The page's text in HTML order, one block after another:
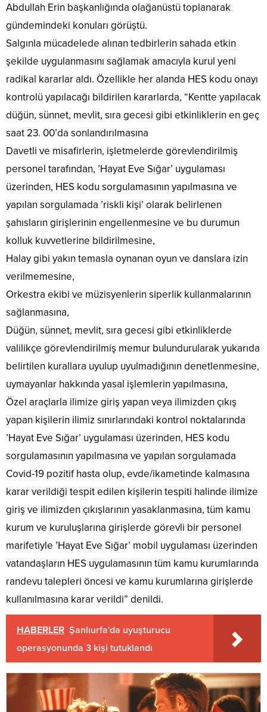
Abdullah Erin başkanlığında olağanüstü toplanarak
gündemindeki konuları görüştü.
Salgınla mücadelede alınan tedbirlerin sahada etkin
şekilde uygulanmasını sağlamak amacıyla kurul yeni
radikal kararlar aldı. Özellikle her alanda HES kodu onayı
kontrolü yapılacağı bildirilen kararlarda, “Kentte yapılacak
düğün, sünnet, mevlit, sıra gecesi gibi etkinliklerin en geç
saat 23. 00’da sonlandırılmasına
Davetli ve misafirlerin, işletmelerde görevlendirilmiş
personel tarafından, ’Hayat Eve Sığar’ uygulaması
üzerinden, HES kodu sorgulamasının yapılmasına ve
yapılan sorgulamada ’riskli kişi’ olarak belirlenen
şahısların girişlerinin engellenmesine ve bu durumun
kolluk kuvvetlerine bildirilmesine,
Halay gibi yakın temasla oynanan oyun ve danslara izin
verilmemesine,
Orkestra ekibi ve müzisyenlerin siperlik kullanmalarının
sağlanmasına,
Düğün, sünnet, mevlit, sıra gecesi gibi etkinliklerde
valilikçe görevlendirilmiş memur bulundurularak yukarıda
belirtilen kurallara uyulup uyulmadığının denetlenmesine,
uymayanlar hakkında yasal işlemlerin yapılmasına,
Özel araçlarla ilimize giriş yapan veya ilimizden çıkış
yapan kişilerin ilimiz sınırlarındaki kontrol noktalarında
’Hayat Eve Sığar’ uygulaması üzerinden, HES kodu
sorgulamasının yapılmasına ve yapılan sorgulamada
Covid-19 pozitif hasta olup, evde/ikametinde kalmasına
karar verildiği tespit edilen kişilerin tespiti halinde ilimize
giriş ve ilimizden çıkışlarının yasaklanmasına, tüm kamu
kurum ve kuruluşlarına girişlerde görevli bir personel
marifetiyle ’Hayat Eve Sığar’ mobil uygulaması üzerinden
vatandaşların HES uygulamasının tüm kamu kurumlarında
randevu talepleri öncesi ve kamu kurumlarına girişlerde
kullanılmasına karar verildi” denildi.
HABERLER Şanlıurfa'da uyuşturucu
operasyonunda 3 kişi tutuklandı